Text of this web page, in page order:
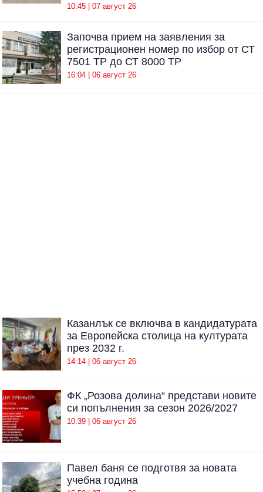
10:45 | 07 август 26
Започва прием на заявления за
регистрационен номер по избор от СТ
7501 ТР до СТ 8000 ТР
16:04 | 06 август 26
Казанлък се включва в кандидатурата
за Европейска столица на културата
през 2032 г.
14:14 | 06 август 26
ФК „Розова долина“ представи новите
си попълнения за сезон 2026/2027
10:39 | 06 август 26
Павел баня се подготвя за новата
учебна година